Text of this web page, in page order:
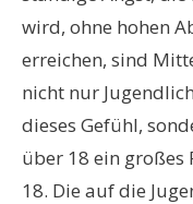
wird, ohne hohen
erreichen, sind
nicht nur
dieses Gefühl,
über 18 ein großes
18. Die auf die